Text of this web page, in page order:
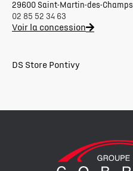
29600 Saint-Martin-des-Champs
02 85 52 34 63
Voir la concession
DS Store Pontivy